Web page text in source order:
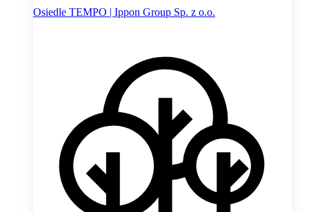
Osiedle TEMPO | Ippon Group Sp. z o.o.